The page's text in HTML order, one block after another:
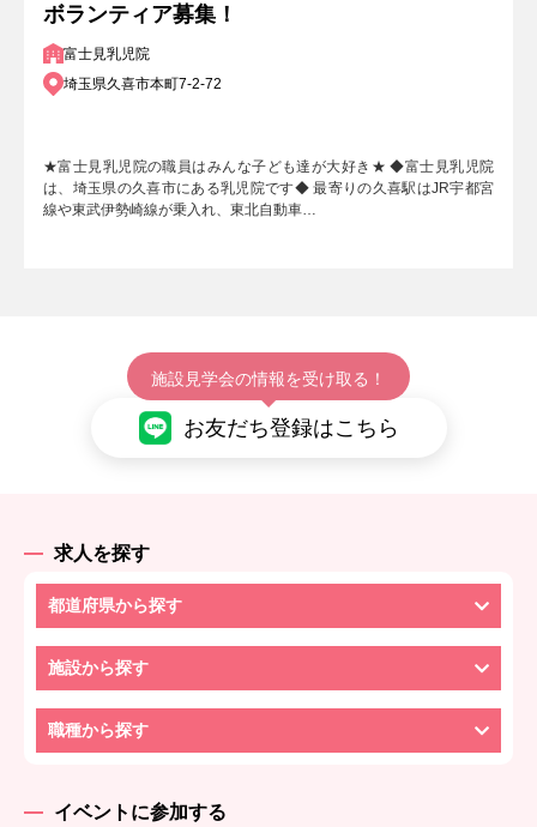
ボランティア募集！
富士見乳児院
埼玉県久喜市本町7-2-72
★富士見乳児院の職員はみんな子ども達が大好き★ ◆富士見乳児院
は、埼玉県の久喜市にある乳児院です◆ 最寄りの久喜駅はJR宇都宮
線や東武伊勢崎線が乗入れ、東北自動車…
施設見学会の情報を受け取る！
お友だち登録はこちら
求人を探す
都道府県から探す
施設から探す
職種から探す
イベントに参加する